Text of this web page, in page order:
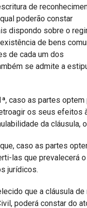
de
poderão constar
dispondo sobre o
de bens
de cada um dos
se admite a
caso as partes
os seus efeitos
da cláusula,
caso as partes
las que prevalecerá
jurídicos.
que a cláusula
poderá constar do